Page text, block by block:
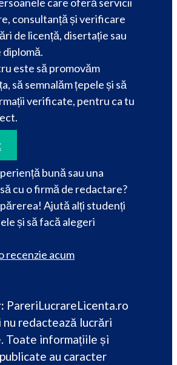
consultanță și verificare
de licență, disertație sau
este să promovăm
să semnalăm țepele și să
verificate, pentru ca tu
bună sau una
cu o firmă de redactare?
Ajută alți studenți
și să facă alegeri
recenzie acum
PareriLucrareLicenta.ro
nu redactează lucrări
Toate informațiile și
au caracter